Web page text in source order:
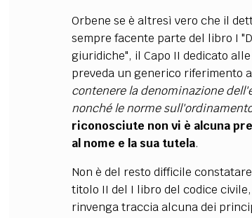
Orbene se è altresì vero che il
sempre facente parte del libro I
giuridiche", il Capo II dedicato
preveda un generico riferimento
contenere la denominazione
nonché le norme
riconosciute non vi è alcuna
al nome e la sua tutela.
Non è del resto difficile
titolo II del I libro del codice
rinvenga traccia alcuna dei